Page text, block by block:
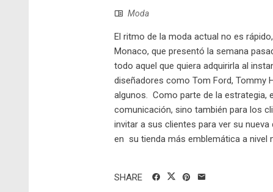
Moda
El ritmo de la moda actual no es
Monaco, que presentó la semana
todo aquel que quiera adquirirla al
diseñadores como Tom Ford, Tommy
algunos. Como parte de la estrategia,
comunicación, sino también para los
invitar a sus clientes para ver su
en su tienda más emblemática a nivel
SHARE